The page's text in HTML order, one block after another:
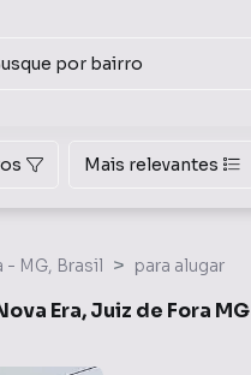
Mais relevantes
- MG, Brasil para alugar
Era, Juiz de Fora MG